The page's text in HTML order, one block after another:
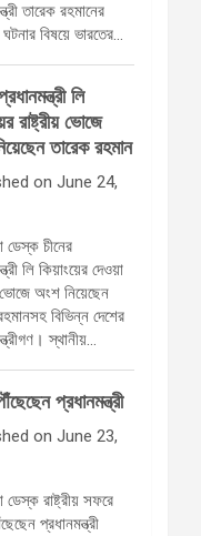
তারেক রহমানের
ঘটনার বিষয়ে ভারতের…
লি
রাষ্ট্রীয় ভোজে
তারেক রহমান
on June 24,
ডেস্ক চীনের
লি কিয়াংয়ের দেওয়া
ভোজে অংশ নিয়েছেন
বিভিন্ন দেশের
স্থানীয়…
প্রধানমন্ত্রী
on June 23,
ডেস্ক রাষ্ট্রীয় সফরে
প্রধানমন্ত্রী